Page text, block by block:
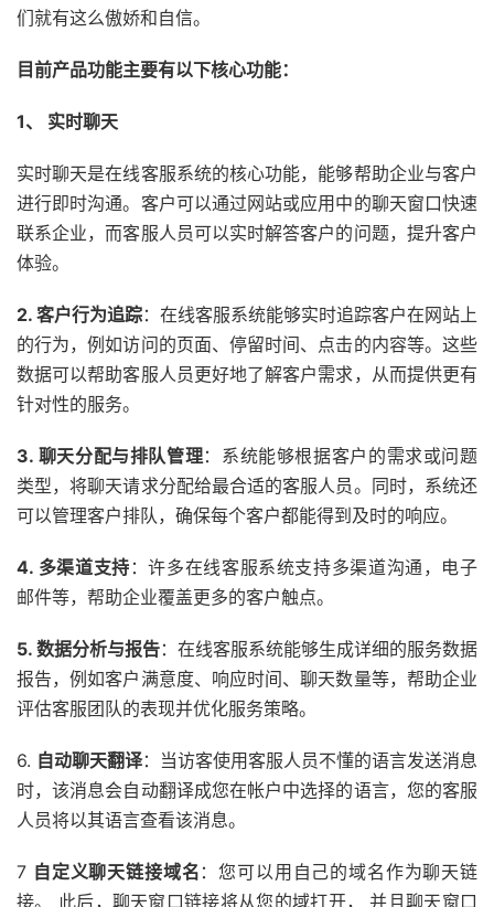
们就有这么傲娇和自信。
目前产品功能主要有以下核心功能：
1、 实时聊天
实时聊天是在线客服系统的核心功能，能够帮助企业与客户
进行即时沟通。客户可以通过网站或应用中的聊天窗口快速
联系企业，而客服人员可以实时解答客户的问题，提升客户
体验。
2. 客户行为追踪：在线客服系统能够实时追踪客户在网站上
的行为，例如访问的页面、停留时间、点击的内容等。这些
数据可以帮助客服人员更好地了解客户需求，从而提供更有
针对性的服务。
3. 聊天分配与排队管理：系统能够根据客户的需求或问题
类型，将聊天请求分配给最合适的客服人员。同时，系统还
可以管理客户排队，确保每个客户都能得到及时的响应。
4. 多渠道支持 ：许多在线客服系统支持多渠道沟通，电子
邮件等，帮助企业覆盖更多的客户触点。
5. 数据分析与报告：在线客服系统能够生成详细的服务数据
报告，例如客户满意度、响应时间、聊天数量等，帮助企业
评估客服团队的表现并优化服务策略。
6. 自动聊天翻译：当访客使用客服人员不懂的语言发送消息
时，该消息会自动翻译成您在帐户中选择的语言，您的客服
人员将以其语言查看该消息。
7 自定义聊天链接域名 ：您可以用自己的域名作为聊天链
接。 此后，聊天窗口链接将从您的域打开， 并且聊天窗口